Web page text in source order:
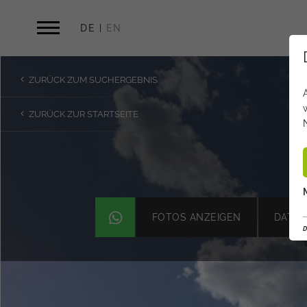
DE EN
ZURÜCK ZUM SUCHERGEBNIS
ZURÜCK ZUR STARTSEITE
FOTOS ANZEIGEN